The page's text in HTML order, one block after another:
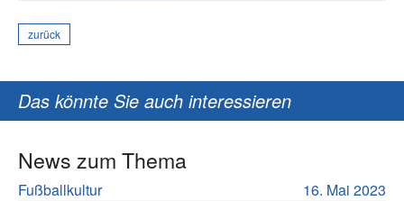
zurück
Das könnte Sie auch interessieren
News zum Thema
16. Mai 2023
Fußballkultur